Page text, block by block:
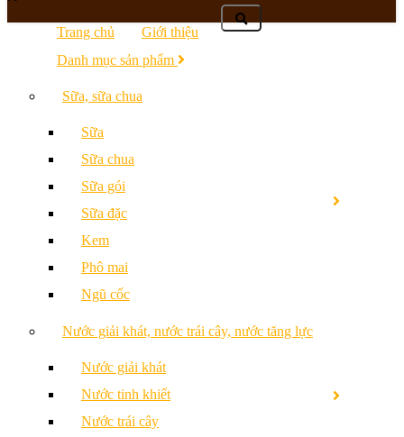
Trang chủ
Giới thiệu
Danh mục sản phẩm
Sữa, sữa chua
Sữa
Sữa chua
Sữa gói
Sữa đặc
Kem
Phô mai
Ngũ cốc
Nước giải khát, nước trái cây, nước tăng lực
Nước giải khát
Nước tinh khiết
Nước trái cây